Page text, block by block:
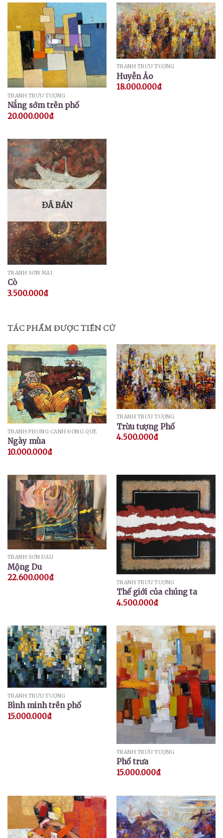
TRANH TRỪU TƯỢNG
Nắng sớm trên phố
20.000.000₫
TRANH TRỪU TƯỢNG
Huyễn Ảo
18.000.000₫
ĐÃ BÁN
TRANH SƠN MÀI
Cò
3.500.000₫
TÁC PHẨM ĐƯỢC TIẾN CỬ
TRANH PHONG CẢNH ĐỒNG QUÊ
Ngày mùa
10.000.000₫
TRANH TRỪU TƯỢNG
Trừu tượng Phố
4.500.000₫
TRANH SƠN DẦU
Mộng Du
22.600.000₫
TRANH TRỪU TƯỢNG
Thế giới của chúng ta
4.500.000₫
TRANH TRỪU TƯỢNG
Bình minh trên phố
15.000.000₫
TRANH TRỪU TƯỢNG
Phố trưa
15.000.000₫